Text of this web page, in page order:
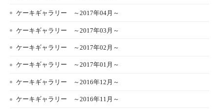
ケーキギャラリー ～2017年04月～
ケーキギャラリー ～2017年03月～
ケーキギャラリー ～2017年02月～
ケーキギャラリー ～2017年01月～
ケーキギャラリー ～2016年12月～
ケーキギャラリー ～2016年11月～